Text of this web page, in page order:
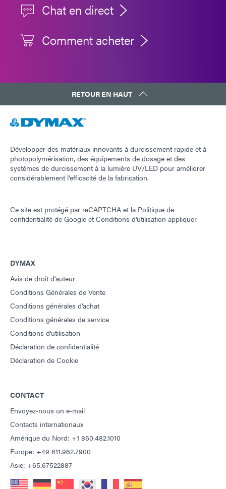
Chat en direct
Comment acheter
RETOUR EN HAUT
Développer des matériaux innovants à durcissement rapide et à
photopolymérisation, des équipements de dosage et des
systèmes de durcissement à la lumière UV/LED pour améliorer
considérablement l'efficacité de la fabrication.
Ce site est protégé par reCAPTCHA et la Politique de
confidentialité de Google etConditions d'utilisation appliquer.
DYMAX
Avis de droit d'auteur
Conditions Générales de Vente
Conditions générales d'achat
Conditions générales de service
Conditions d'utilisation
Déclaration de confidentialité
Déclaration de Cookie
CONTACT
Envoyez-nous un e-mail
Contacts internationaux
Amérique du Nord: +1 860.482.1010
Europe: +49 611.962.7900
Asie: +65.67522887